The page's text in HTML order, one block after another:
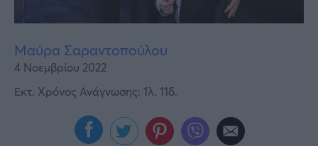
Μαύρα Σαραντοπούλου
4 Νοεμβρίου 2022
Εκτ. Χρόνος Ανάγνωσης: 1λ. 11δ.